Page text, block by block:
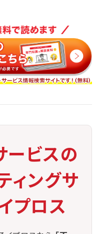
産会社の対応が不十
、業者選びの慎重さが
が重要です。
、契約履行の責任と共
ビスの
ィングサ
プロス